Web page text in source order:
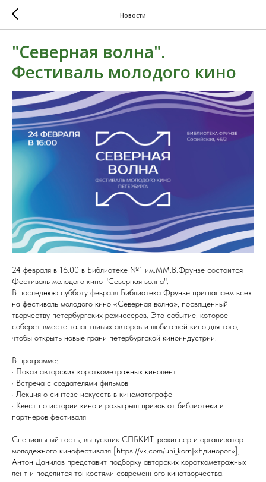
Новости
"Северная волна".
Фестиваль молодого кино
24 февраля в 16.00 в Библиотеке №1 им.ММ.В.Фрунзе состоится
Фестиваль молодого кино "Северная волна".
В последнюю субботу февраля Библиотека Фрунзе приглашаем всех
на фестиваль молодого кино «Северная волна», посвященный
творчеству петербургских режиссеров. Это событие, которое
соберет вместе талантливых авторов и любителей кино для того,
чтобы открыть новые грани петербургской киноиндустрии.
В программе:
· Показ авторских короткометражных кинолент
· Встреча с создателями фильмов
· Лекция о синтезе искусств в кинематографе
· Квест по истории кино и розыгрыш призов от библиотеки и
партнеров фестиваля
Специальный гость, выпускник СПБКИТ, режиссер и организатор
молодежного кинофестиваля [https://vk.com/uni_korn|«Единорог»],
Антон Данилов представит подборку авторских короткометражных
лент и поделится тонкостями современного кинотворчества.